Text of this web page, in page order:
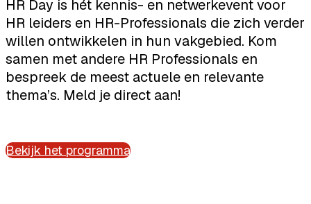
HR Day is hét kennis- en netwerkevent voor
HR leiders en HR-Professionals die zich verder
willen ontwikkelen in hun vakgebied. Kom
samen met andere HR Professionals en
bespreek de meest actuele en relevante
thema’s. Meld je direct aan!
Bekijk het programma